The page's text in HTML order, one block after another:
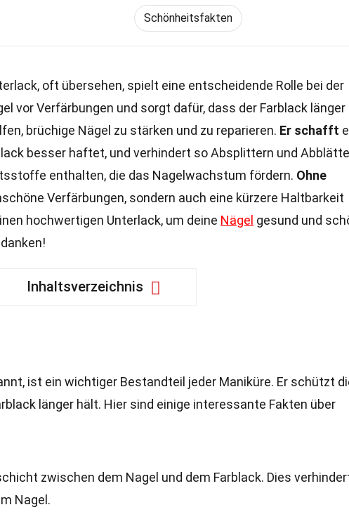
Schönheitsfakten
oft übersehen, spielt eine entscheidende Rolle bei der
vor Verfärbungen und sorgt dafür, dass der Farblack länger
brüchige Nägel zu stärken und zu reparieren. Er schafft
besser haftet, und verhindert so Absplittern und
enthalten, die das Nagelwachstum fördern. Ohne
Verfärbungen, sondern auch eine kürzere Haltbarkeit
hochwertigen Unterlack, um deine Nägel gesund und
Inhaltsverzeichnis
ist ein wichtiger Bestandteil jeder Maniküre. Er schützt
länger hält. Hier sind einige interessante Fakten über
zwischen dem Nagel und dem Farblack. Dies
Nagel.